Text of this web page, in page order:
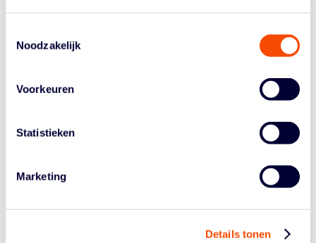
Noodzakelijk
Voorkeuren
Statistieken
Marketing
Details tonen
Jesse Edwards
Thomas van der Mars
Leon Williams en Jito Kok sluiten later aan. Keye van de
Vuurst e Vries moet de trainingsperiode aan zich voorbij
voorbereiding op volgend seizoen begonnen.
Nicolas de Jong is nog herstellende van een blessure en
is eveneens niet aanwezig.